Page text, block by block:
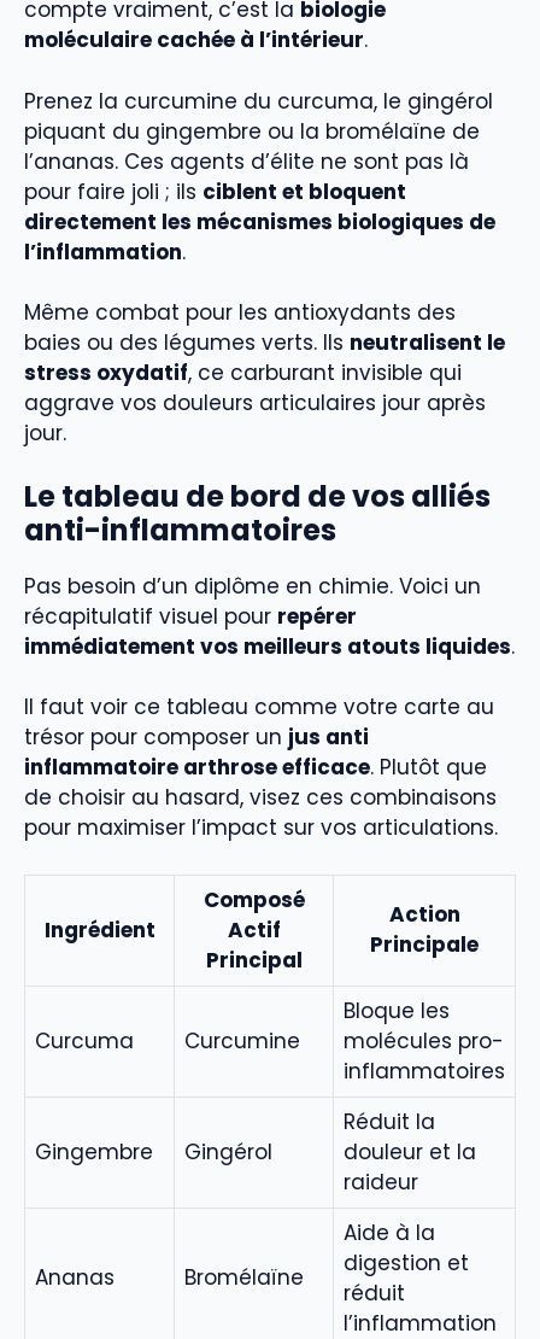
compte vraiment, c’est la biologie
moléculaire cachée à l’intérieur.
Prenez la curcumine du curcuma, le gingérol
piquant du gingembre ou la bromélaïne de
l’ananas. Ces agents d’élite ne sont pas là
pour faire joli ; ils ciblent et bloquent
directement les mécanismes biologiques de
l’inflammation.
Même combat pour les antioxydants des
baies ou des légumes verts. Ils neutralisent le
stress oxydatif, ce carburant invisible qui
aggrave vos douleurs articulaires jour après
jour.
Le tableau de bord de vos alliés
anti-inflammatoires
Pas besoin d’un diplôme en chimie. Voici un
récapitulatif visuel pour repérer
immédiatement vos meilleurs atouts liquides.
Il faut voir ce tableau comme votre carte au
trésor pour composer un jus anti
inflammatoire arthrose efficace. Plutôt que
de choisir au hasard, visez ces combinaisons
pour maximiser l’impact sur vos articulations.
Ingrédient
Composé
Actif
Principal
Action
Principale
Curcuma Curcumine
Bloque les
molécules pro-
inflammatoires
Gingembre Gingérol
Réduit la
douleur et la
raideur
Ananas Bromélaïne
Aide à la
digestion et
réduit
l’inflammation